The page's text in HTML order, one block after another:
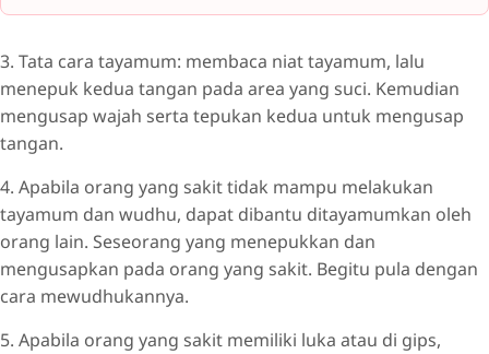
3. Tata cara tayamum: membaca niat tayamum, lalu
menepuk kedua tangan pada area yang suci. Kemudian
mengusap wajah serta tepukan kedua untuk mengusap
tangan.
4. Apabila orang yang sakit tidak mampu melakukan
tayamum dan wudhu, dapat dibantu ditayamumkan oleh
orang lain. Seseorang yang menepukkan dan
mengusapkan pada orang yang sakit. Begitu pula dengan
cara mewudhukannya.
5. Apabila orang yang sakit memiliki luka atau di gips,